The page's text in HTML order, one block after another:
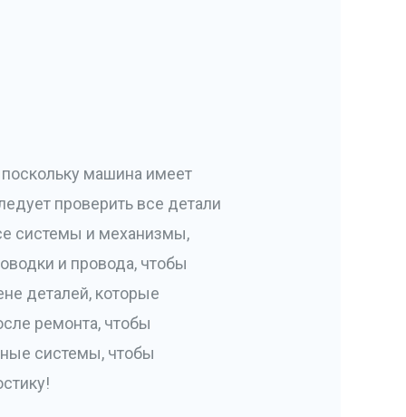
машина имеет
проверить все детали
системы и механизмы,
и провода, чтобы
деталей, которые
ремонта, чтобы
системы, чтобы